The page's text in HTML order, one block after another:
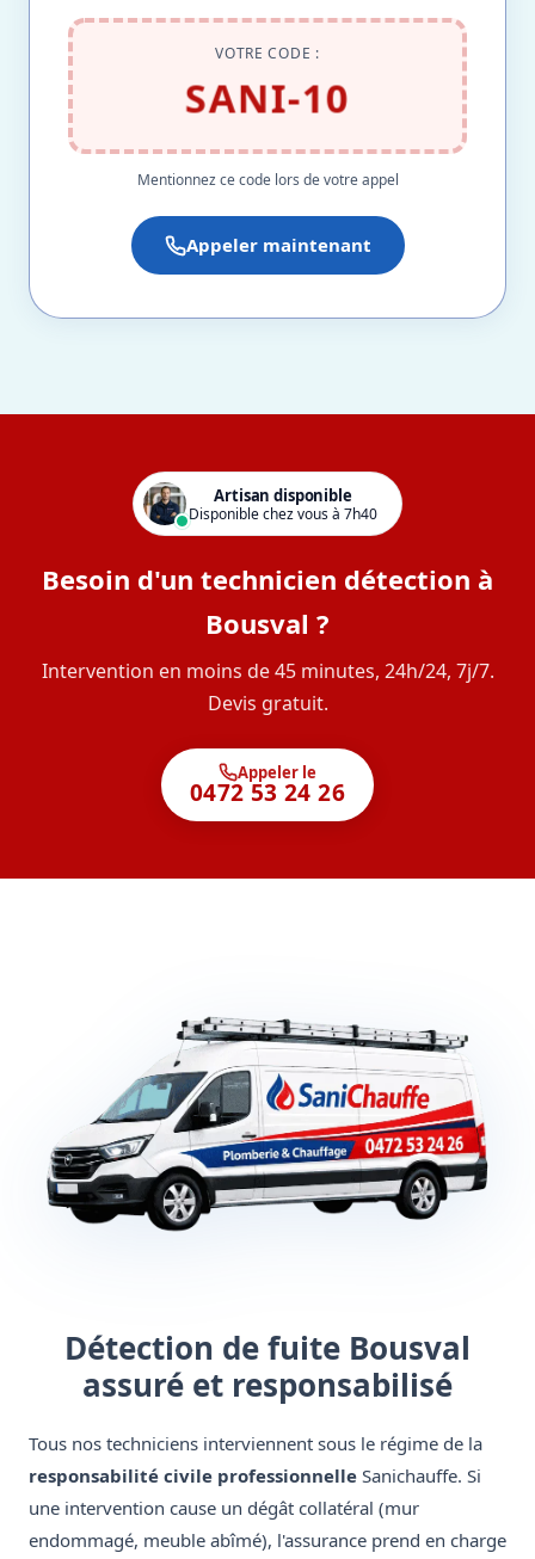
VOTRE CODE :
SANI-10
Mentionnez ce code lors de votre appel
Appeler maintenant
Artisan disponible
Disponible chez vous à 7h40
Besoin d'un technicien détection à
Bousval ?
Intervention en moins de 45 minutes, 24h/24, 7j/7.
Devis gratuit.
Appeler le
0472 53 24 26
Détection de fuite Bousval
assuré et responsabilisé
Tous nos techniciens interviennent sous le régime de la
responsabilité civile professionnelle Sanichauffe. Si
une intervention cause un dégât collatéral (mur
endommagé, meuble abîmé), l'assurance prend en charge